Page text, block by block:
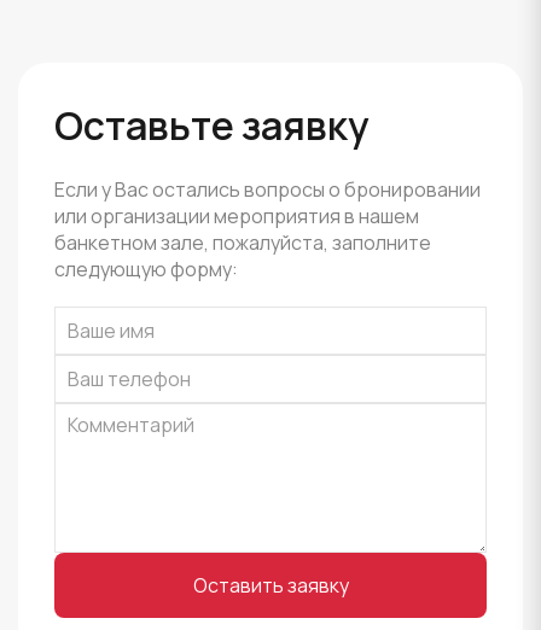
Оставьте заявку
Если у Вас остались вопросы о бронировании
или организации мероприятия в нашем
банкетном зале, пожалуйста, заполните
следующую форму:
Оставить заявку